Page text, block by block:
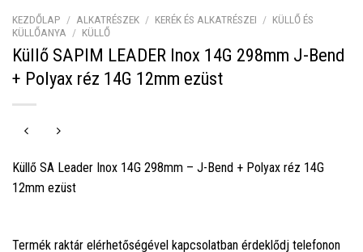
KEZDŐLAP / ALKATRÉSZEK / KERÉK ÉS ALKATRÉSZEI / KÜLLŐ ÉS
KÜLLŐANYA / KÜLLŐ
Küllő SAPIM LEADER Inox 14G 298mm J-Bend
+ Polyax réz 14G 12mm ezüst
Küllő SA Leader Inox 14G 298mm – J-Bend + Polyax réz 14G
12mm ezüst
Termék raktár elérhetőségével kapcsolatban érdeklődj telefonon